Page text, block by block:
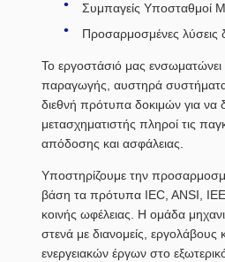
Συμπαγείς Υποσταθμοί
Προσαρμοσμένες λύσεις
Το εργοστάσιό μας
παραγωγής, αυστηρά συστήματα
διεθνή πρότυπα δοκιμών για να
μετασχηματιστής πληροί τις
απόδοσης και ασφάλειας.
Υποστηρίζουμε την
βάση τα πρότυπα IEC, ANSI,
κοινής ωφέλειας. Η ομάδα
στενά με διανομείς, εργολάβους
ενεργειακών έργων στο